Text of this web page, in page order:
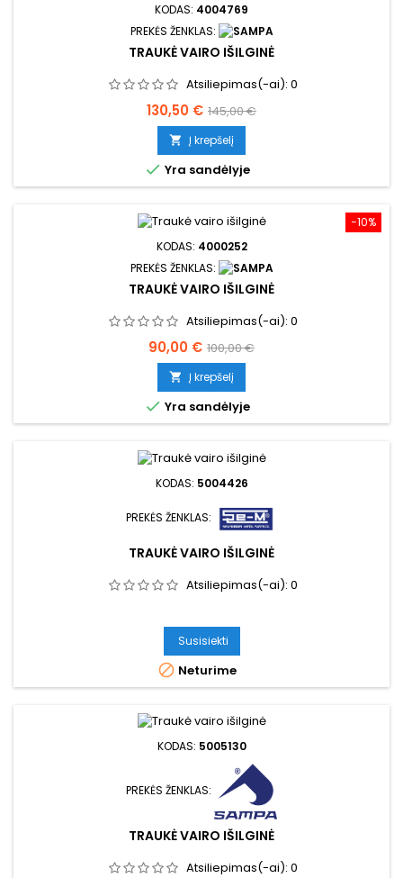
KODAS: 4004769
PREKĖS ŽENKLAS:
TRAUKĖ VAIRO IŠILGINĖ
Atsiliepimas(-ai): 0
Kaina
130,50 € Bazinė
kaina
145,00 €
 Į krepšelį
 Yra sandėlyje
−10%
KODAS: 4000252
PREKĖS ŽENKLAS:
TRAUKĖ VAIRO IŠILGINĖ
Atsiliepimas(-ai): 0
Kaina
90,00 € Bazinė
kaina
100,00 €
 Į krepšelį
 Yra sandėlyje
KODAS: 5004426
PREKĖS ŽENKLAS:
TRAUKĖ VAIRO IŠILGINĖ
Atsiliepimas(-ai): 0
Susisiekti
 Neturime
KODAS: 5005130
PREKĖS ŽENKLAS:
TRAUKĖ VAIRO IŠILGINĖ
Atsiliepimas(-ai): 0